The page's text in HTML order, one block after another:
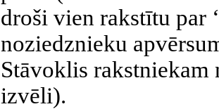
droši vien rakstītu par
noziedznieku
Stāvoklis rakstniekam
izvēli).